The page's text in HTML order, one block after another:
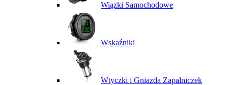
Wiązki Samochodowe
Wskaźniki
Wtyczki i Gniazda Zapalniczek